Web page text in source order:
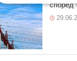
според